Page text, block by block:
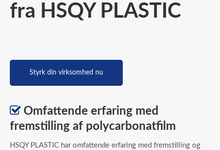
fra HSQY PLASTIC
Styrk din virksomhed nu
 Omfattende erfaring med
fremstilling af polycarbonatfilm
HSQY PLASTIC har omfattende erfaring med fremstilling og